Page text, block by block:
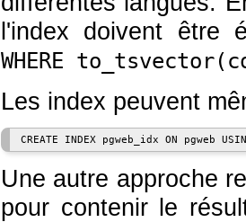
l'index doivent être
WHERE
Les index peuvent
Une autre approche
pour contenir le